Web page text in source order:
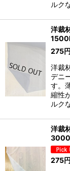
ルク
洋裁
275円
洋裁
デニ
す。
縮性
ルク
洋裁
275円